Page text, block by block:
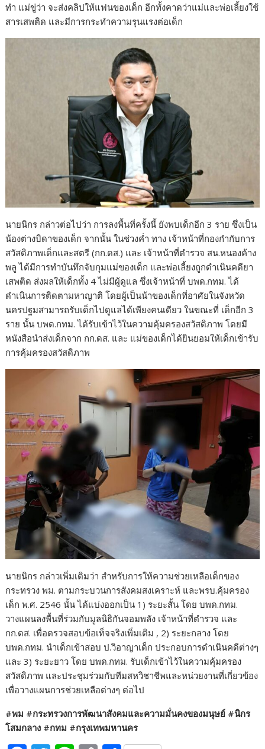
ทำ แม่ขู่ว่า จะส่งคลิปให้แฟนของเด็ก อีกทั้งคาดว่าแม่และพ่อเลี้ยงใช้
สารเสพติด และมีการกระทำความรุนแรงต่อเด็ก
นายนิกร กล่าวต่อไปว่า การลงพื้นที่ครั้งนี้ ยังพบเด็กอีก 3 ราย ซึ่งเป็น
น้องต่างบิดาของเด็ก จากนั้น ในช่วงค่ำ ทาง เจ้าหน้าที่กองกำกับการ
สวัสดิภาพเด็กและสตรี (กก.ดส.) และ เจ้าหน้าที่ตำรวจ สน.หนองค้าง
พลู ได้มีการทำบันทึกจับกุมแม่ของเด็ก และพ่อเลี้ยงถูกดำเนินคดียา
เสพติด ส่งผลให้เด็กทั้ง 4 ไม่มีผู้ดูแล ซึ่งเจ้าหน้าที่ บพด.กทม. ได้
ดำเนินการติดตามหาญาติ โดยผู้เป็นน้าของเด็กที่อาศัยในจังหวัด
นครปฐมสามารถรับเด็กไปดูแลได้เพียงคนเดียว ในขณะที่ เด็กอีก 3
ราย นั้น บพด.กทม. ได้รับเข้าไว้ในความคุ้มครองสวัสดิภาพ โดยมี
หนังสือนำส่งเด็กจาก กก.ดส. และ แม่ของเด็กได้ยินยอมให้เด็กเข้ารับ
การคุ้มครองสวัสดิภาพ
นายนิกร กล่าวเพิ่มเติมว่า สำหรับการให้ความช่วยเหลือเด็กของ
กระทรวง พม. ตามกระบวนการสังคมสงเคราะห์ และพรบ.คุ้มครอง
เด็ก พ.ศ. 2546 นั้น ได้แบ่งออกเป็น 1) ระยะสั้น โดย บพด.กทม.
วางแผนลงพื้นที่ร่วมกับมูลนิธิกันจอมพลัง เจ้าหน้าที่ตำรวจ และ
กก.ดส. เพื่อตรวจสอบข้อเท็จจริงเพิ่มเติม , 2) ระยะกลาง โดย
บพด.กทม. นำเด็กเข้าสอบ ป.วิอาญาเด็ก ประกอบการดำเนินคดีต่างๆ
และ 3) ระยะยาว โดย บพด.กทม. รับเด็กเข้าไว้ในความคุ้มครอง
สวัสดิภาพ และประชุมร่วมกับทีมสหวิชาชีพและหน่วยงานที่เกี่ยวข้อง
เพื่อวางแผนการช่วยเหลือต่างๆ ต่อไป
#พม #กระทรวงการพัฒนาสังคมและความมั่นคงของมนุษย์ #นิกร
โสมกลาง #กทม #กรุงเทพมหานคร